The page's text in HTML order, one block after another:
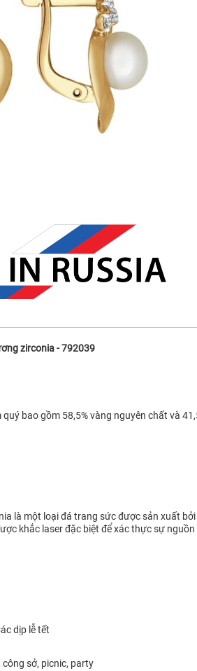
zirconia - 792039
bao gồm 58,5% vàng nguyên chất và
là một loại đá trang sức được sản xuất
khắc laser đặc biệt để xác thực sự
dịp lễ tết
sở, picnic, party